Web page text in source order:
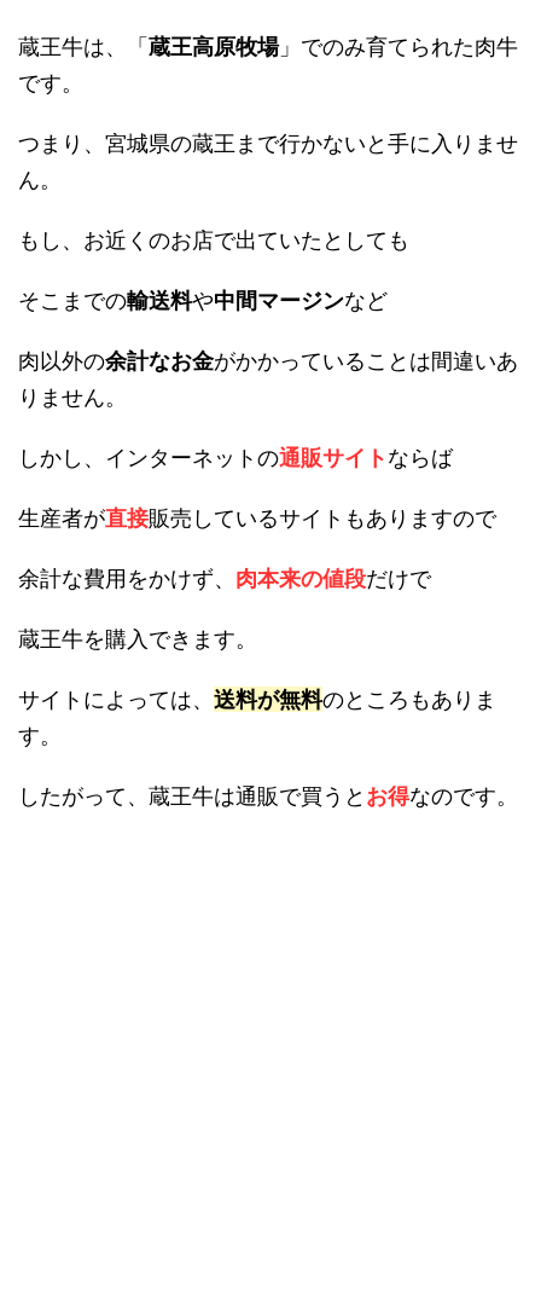
蔵王牛は、「 蔵王高原牧場」でのみ育てられた肉牛
です。
つまり、宮城県の蔵王まで行かないと手に入りませ
ん。
もし、お近くのお店で出ていたとしても
そこまでの輸送料や中間マージンなど
肉以外の余計なお金がかかっていることは間違いあ
りません。
しかし、インターネットの通販サイトならば
生産者が直接販売しているサイトもありますので
余計な費用をかけず、 肉本来の値段だけで
蔵王牛を購入できます。
サイトによっては、 送料が無料のところもありま
す。
したがって、蔵王牛は通販で買うと お得なのです。